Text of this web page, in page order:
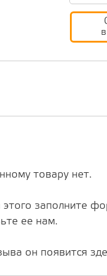
товару нет.
заполните
ее нам.
он появится